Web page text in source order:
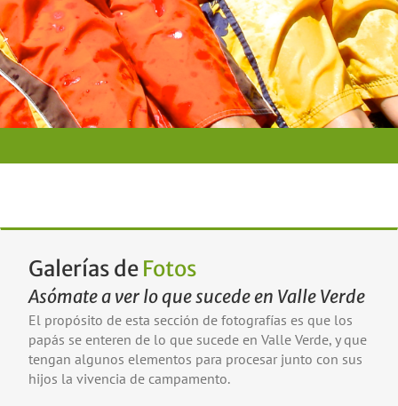
Galerías deFotos
Asómate a ver lo que sucede en Valle Verde
El propósito de esta sección de fotografías es que los
papás se enteren de lo que sucede en Valle Verde, y que
tengan algunos elementos para procesar junto con sus
hijos la vivencia de campamento.